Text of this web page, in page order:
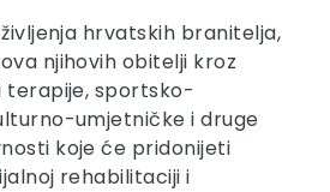
hrvatskih branitelja,
njihovih obitelji kroz
terapije, sportsko-
umjetničke i druge
koje će pridonijeti
rehabilitaciji i